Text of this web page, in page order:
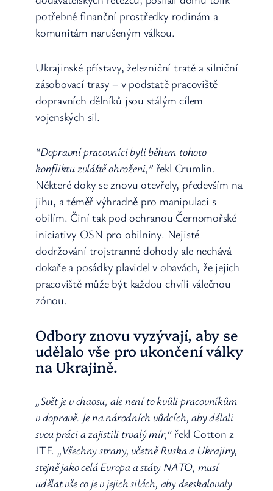
potřebné finanční prostředky rodinám a
komunitám narušeným válkou.
Ukrajinské přístavy, železniční tratě a silniční
zásobovací trasy – v podstatě pracoviště
dopravních dělníků jsou stálým cílem
vojenských sil.
“Dopravní pracovníci byli během tohoto
konfliktu zvláště ohroženi,”řekl Crumlin.
Některé doky se znovu otevřely, především na
jihu, a téměř výhradně pro manipulaci s
obilím. Činí tak pod ochranou Černomořské
iniciativy OSN pro obilniny. Nejisté
dodržování trojstranné dohody ale nechává
dokaře a posádky plavidel v obavách, že jejich
pracoviště může být každou chvíli válečnou
zónou.
Odbory znovu vyzývají, aby se
udělalo vše pro ukončení války
na Ukrajině.
„Svět je v chaosu, ale není to kvůli pracovníkům
v dopravě. Je na národních vůdcích, aby dělali
svou práci a zajistili trvalý mír,“řekl Cotton z
ITF. „Všechny strany, včetně Ruska a Ukrajiny,
stejně jako celá Evropa a státy NATO, musí
udělat vše co je v jejich silách, aby deeskalovaly